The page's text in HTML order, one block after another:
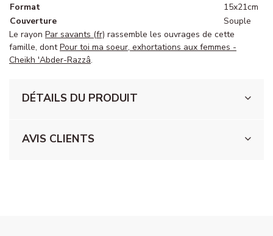
Format
15x21cm
Couverture
Souple
Le rayon Par savants (fr) rassemble les ouvrages de cette
famille, dontPour toi ma soeur, exhortations aux femmes -
Cheikh 'Abder-Razzâ.
DÉTAILS DU PRODUIT
AVIS CLIENTS